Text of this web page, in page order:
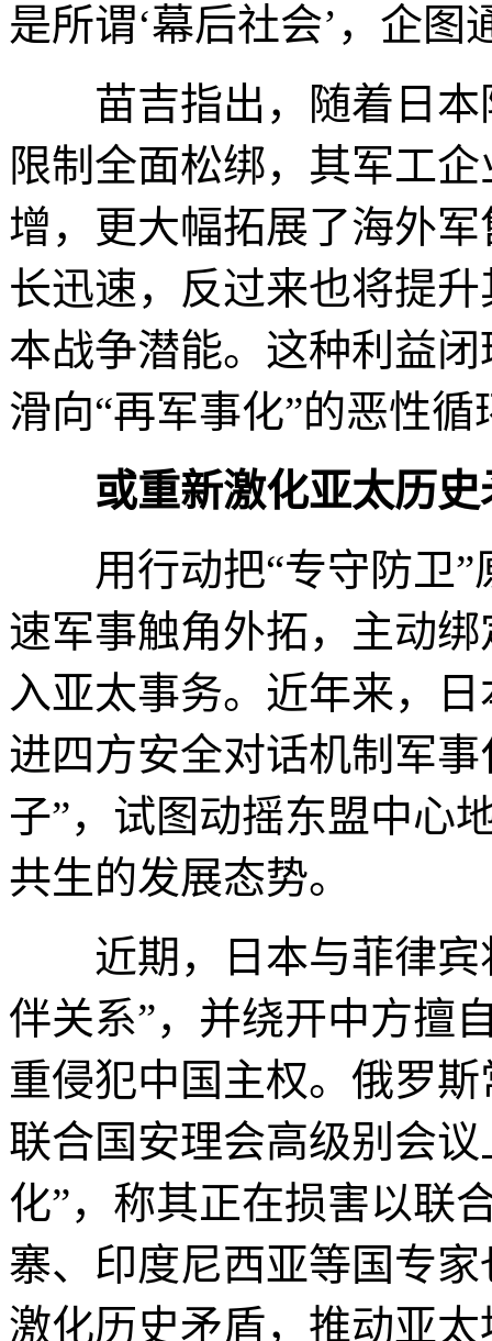
是所谓‘幕后社会’，企
苗吉指出，随着日本
限制全面松绑，其军工
增，更大幅拓展了海外
长迅速，反过来也将提
本战争潜能。这种利益
滑向“再军事化”的恶性循
或重新激化亚太历史
用行动把“专守防卫”
速军事触角外拓，主动
入亚太事务。近年来，
进四方安全对话机制军
子”，试图动摇东盟中心
共生的发展态势。
近期，日本与菲律宾
伴关系”，并绕开中方擅
重侵犯中国主权。俄罗
联合国安理会高级别会
化”，称其正在损害以联
寨、印度尼西亚等国专
激化历史矛盾，推动亚